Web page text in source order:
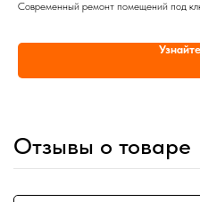
Современный ремонт помещений под
Отзывы о товаре